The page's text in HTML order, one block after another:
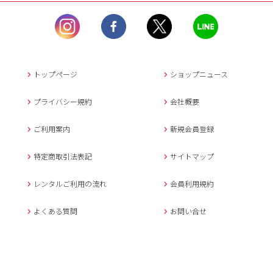
ル）】10:00~17:00
土曜日、日曜日、臨
時休業日を除く。
営業時間外にいただ
返信させていただきま
年末年始、大型連休
メールでのお問い合わせ
トップページ ショップニュース
プライバシー規約 会社概要
ご利用案内 新規会員登録
特定商取引法表記 サイトマップ
レンタルご利用の流れ 会員利用規約
よくある質問 お問い合せ